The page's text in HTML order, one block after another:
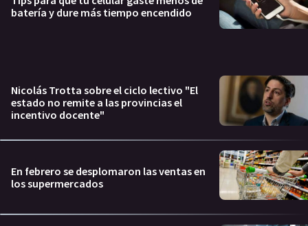
batería y dure más tiempo encendido
Nicolás Trotta sobre el ciclo lectivo "El
estado no remite a las provincias el
incentivo docente"
En febrero se desplomaron las ventas en
los supermercados